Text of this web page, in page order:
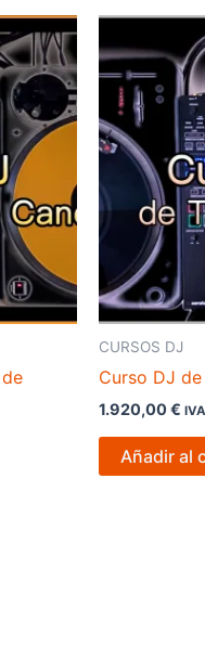
CURSOS DJ
Curso DJ
1.920,00€
Añadir al